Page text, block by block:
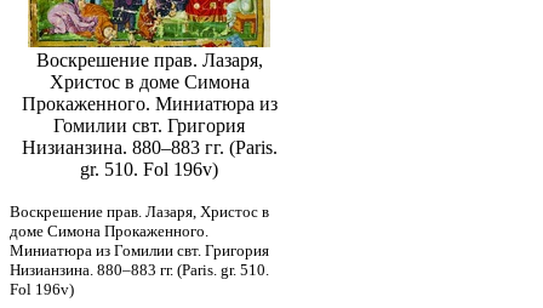
Воскрешение прав. Лазаря,
Христос в доме Симона
Прокаженного. Миниатюра из
Гомилии свт. Григория
Низианзина. 880–883 гг. (Paris.
gr. 510. Fol 196v)
Воскрешение прав. Лазаря, Христос в
доме Симона Прокаженного.
Миниатюра из Гомилии свт. Григория
Низианзина. 880–883 гг. (Paris. gr. 510.
Fol 196v)